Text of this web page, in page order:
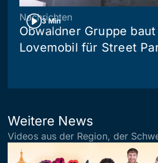
3 Min
Nachrichten
Obwaldner Gruppe baut
Lovemobil für Street
Weitere News
Videos aus der Region, der